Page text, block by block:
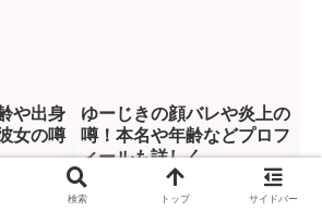
や出身
女の噂
マーと
ぴー」さ
ゆーじきの顔バレや炎上の
噂！本名や年齢などプロフ
ィールも詳しく
スプラトゥーンのゲーム配信が人
気のYouTuber「ゆーじき」さ
検索 トップ サイドバー